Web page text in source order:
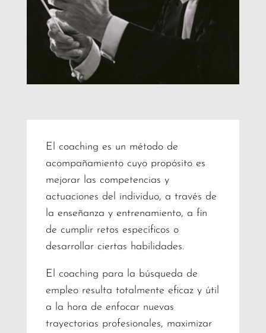
El coaching es un método de
acompañamiento cuyo propósito es
mejorar las competencias y
actuaciones del individuo, a través de
la enseñanza y entrenamiento, a fin
de cumplir retos específicos o
desarrollar ciertas habilidades.
El coaching para la búsqueda de
empleo resulta totalmente eficaz y útil
a la hora de enfocar nuevas
trayectorias profesionales, maximizar